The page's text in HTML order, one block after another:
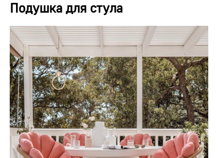
Подушка для стула